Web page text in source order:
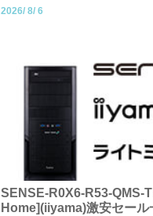
2026/ 8/ 6
SENSE-R0X6-R53-QMS-
Home](iiyama)激安セール